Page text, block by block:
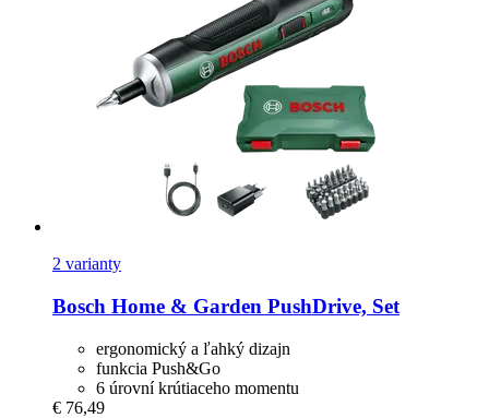
2 varianty
Bosch Home & Garden PushDrive, Set
ergonomický a ľahký dizajn
funkcia Push&Go
6 úrovní krútiaceho momentu
€ 76,49